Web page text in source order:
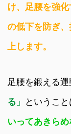
け、足腰を強
の低下を防ぎ
上します。
足腰を鍛える
る」
というこ
いってあきらめ